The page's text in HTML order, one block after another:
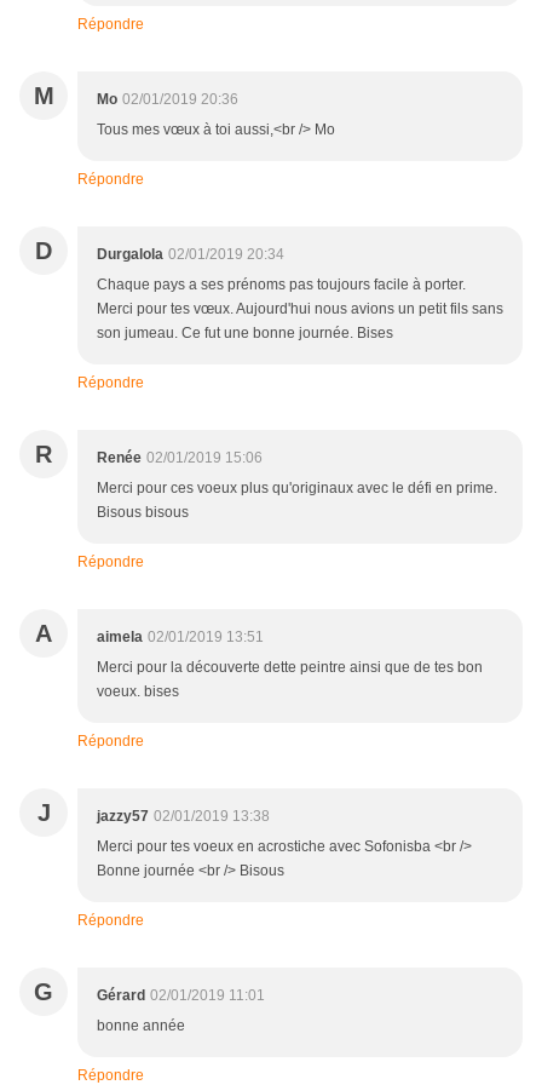
Répondre
M Mo 02/01/2019 20:36
Tous mes vœux à toi aussi,<br /> Mo
Répondre
D Durgalola 02/01/2019 20:34
Chaque pays a ses prénoms pas toujours facile à porter.
Merci pour tes vœux. Aujourd'hui nous avions un petit fils sans
son jumeau. Ce fut une bonne journée. Bises
Répondre
R Renée 02/01/2019 15:06
Merci pour ces voeux plus qu'originaux avec le défi en prime.
Bisous bisous
Répondre
A aimela 02/01/2019 13:51
Merci pour la découverte dette peintre ainsi que de tes bon
voeux. bises
Répondre
J jazzy57 02/01/2019 13:38
Merci pour tes voeux en acrostiche avec Sofonisba <br />
Bonne journée <br /> Bisous
Répondre
G Gérard 02/01/2019 11:01
bonne année
Répondre